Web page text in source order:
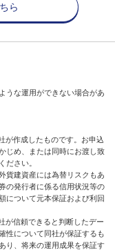
ら
うな運用ができない場合があ
が作成したものです。お申込
じめ、または同時にお渡し致
ださい。
貨建資産には為替リスクもあ
の発行者に係る信用状況等の
について元本保証および利回
が信頼できると判断したデー
性について同社が保証するも
り、将来の運用成果を保証す